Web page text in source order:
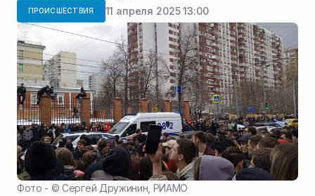
ПРОИСШЕСТВИЯ 11 апреля 2025 13:00
Фото - ©Сергей Дружинин, РИАМО